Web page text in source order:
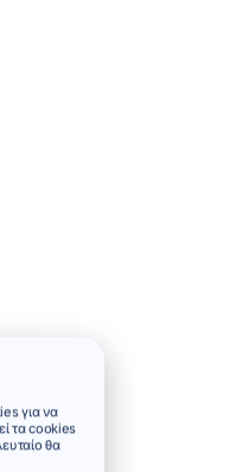
για να
τα cookies
θα